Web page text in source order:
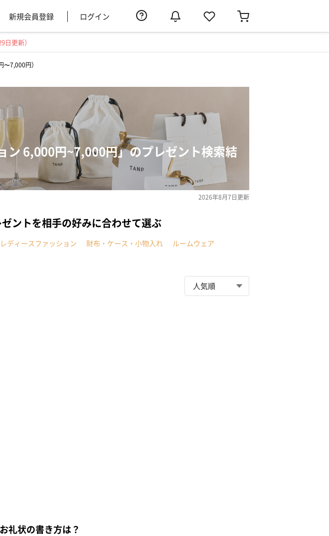
新規会員登録 ログイン
更新）
7,000円）
ン 6,000円~7,000円」のプレゼント検索結
2026年8月7日更新
ントを相手の好みに合わせて選ぶ
レディースファッション 財布・ケース・小物入れ ルームウェア
礼状の書き方は？